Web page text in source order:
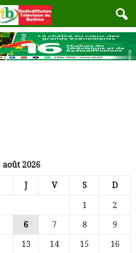
août 2026
J V S D
1
2
6 7 8
9
13 14 15
16